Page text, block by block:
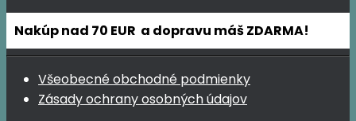
Nakúp nad 70 EUR a dopravu máš ZDARMA!
Všeobecné obchodné podmienky
Zásady ochrany osobných údajov